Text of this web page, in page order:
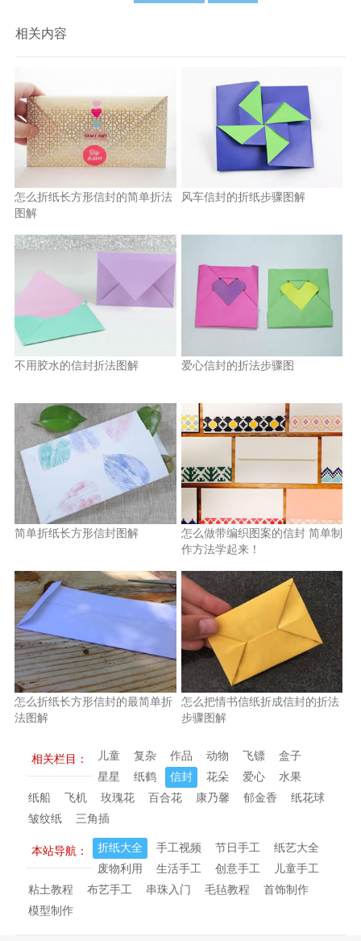
相关内容
怎么折纸长方形信封的简单折法
图解
风车信封的折纸步骤图解
不用胶水的信封折法图解 爱心信封的折法步骤图
简单折纸长方形信封图解
怎么做带编织图案的信封 简单制
作方法学起来！
怎么折纸长方形信封的最简单折
法图解
怎么把情书信纸折成信封的折法
步骤图解
相关栏目： 儿童 复杂 作品 动物 飞镖
盒子
星星
纸鹤 信封 花朵 爱心
水果
纸船
飞机 玫瑰花 百合花 康乃馨 郁金香
纸花球
皱纹纸
三角插
本站导航： 折纸大全 手工视频 节日手工
纸艺大全
废物利用
生活手工 创意手工
儿童手工
粘土教程
布艺手工 串珠入门 毛毡教程
首饰制作
模型制作